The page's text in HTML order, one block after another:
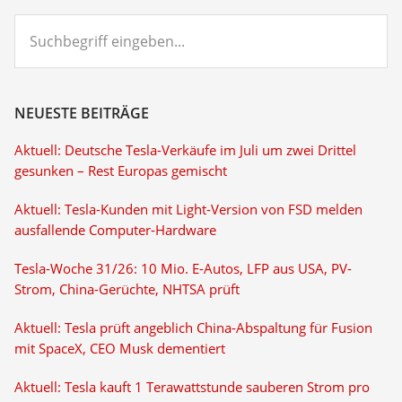
eingeben...
NEUESTE BEITRÄGE
Aktuell: Deutsche Tesla-Verkäufe im Juli um zwei Drittel
gesunken – Rest Europas gemischt
Aktuell: Tesla-Kunden mit Light-Version von FSD melden
ausfallende Computer-Hardware
Tesla-Woche 31/26: 10 Mio. E-Autos, LFP aus USA, PV-
Strom, China-Gerüchte, NHTSA prüft
Aktuell: Tesla prüft angeblich China-Abspaltung für Fusion
mit SpaceX, CEO Musk dementiert
Aktuell: Tesla kauft 1 Terawattstunde sauberen Strom pro